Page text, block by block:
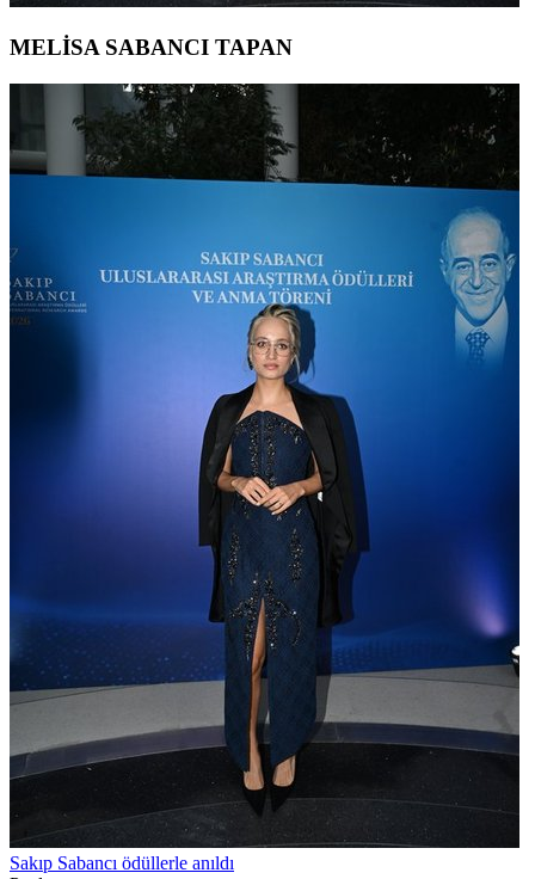
MELİSA SABANCI TAPAN
Sakıp Sabancı ödüllerle anıldı